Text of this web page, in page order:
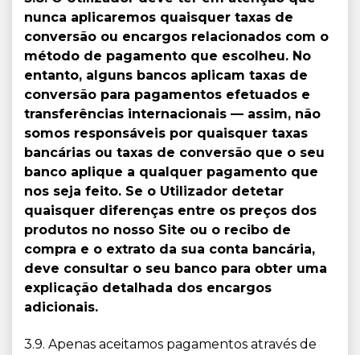
nunca aplicaremos quaisquer taxas de
conversão ou encargos relacionados com o
método de pagamento que escolheu. No
entanto, alguns bancos aplicam taxas de
conversão para pagamentos efetuados e
transferências internacionais — assim, não
somos responsáveis por quaisquer taxas
bancárias ou taxas de conversão que o seu
banco aplique a qualquer pagamento que
nos seja feito. Se o Utilizador detetar
quaisquer diferenças entre os preços dos
produtos no nosso Site ou o recibo de
compra e o extrato da sua conta bancária,
deve consultar o seu banco para obter uma
explicação detalhada dos encargos
adicionais.
3.9. Apenas aceitamos pagamentos através de